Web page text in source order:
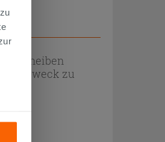
Zweck zu